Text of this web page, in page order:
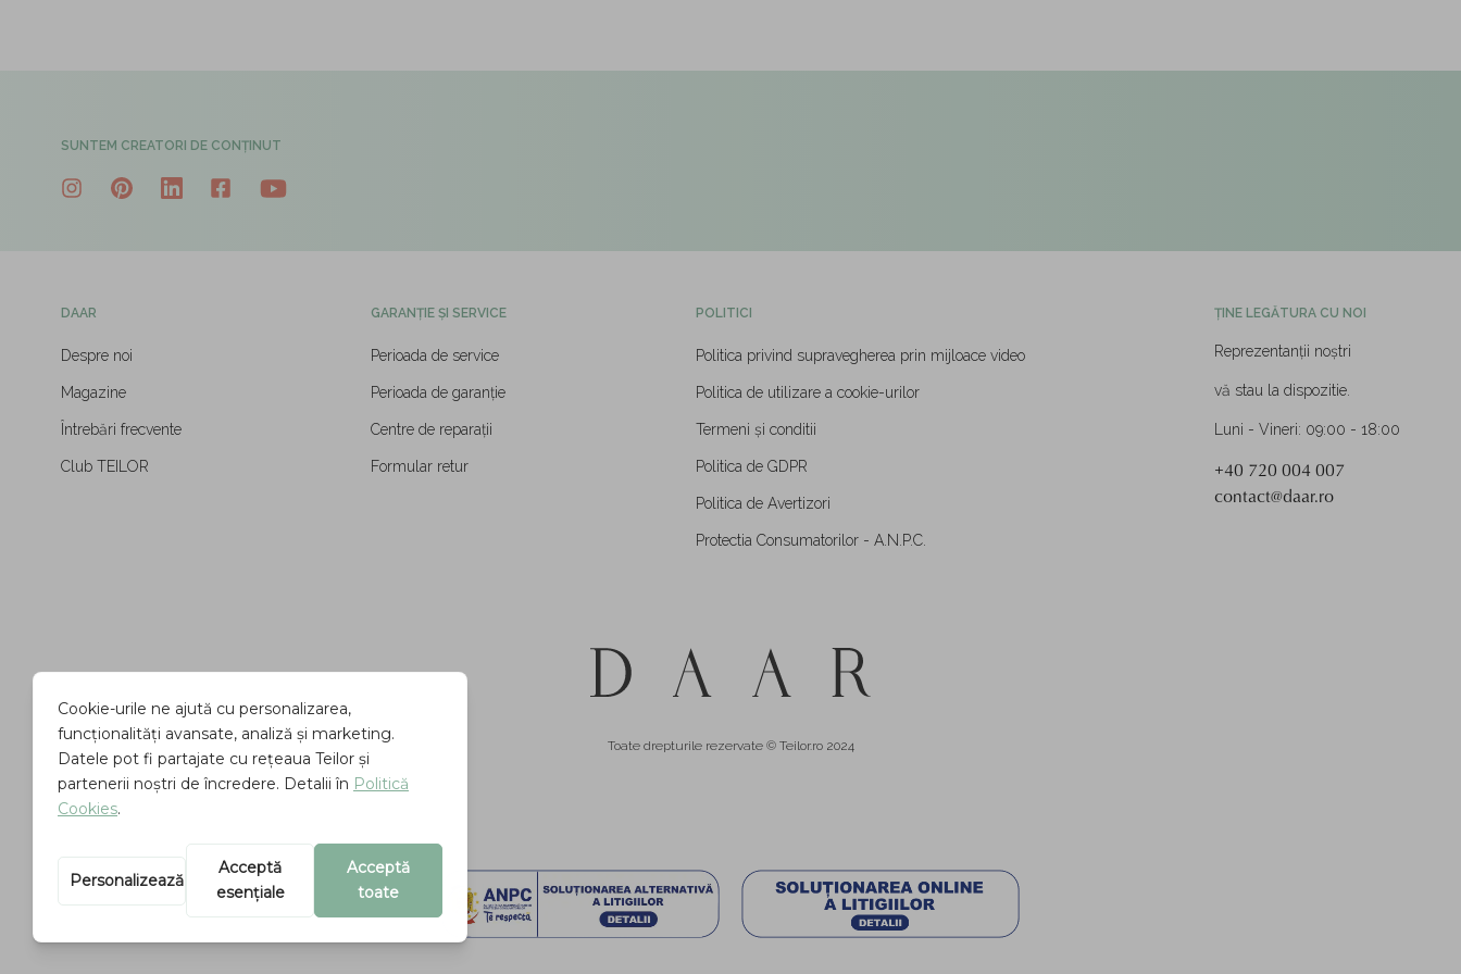
SUNTEM CREATORI DE CONȚINUT
DAAR
Despre noi
Magazine
Întrebări frecvente
Club TEILOR
GARANȚIE ȘI SERVICE
Perioada de service
Perioada de garanție
Centre de reparații
Formular retur
POLITICI
Politica privind supravegherea prin mijloace video
Politica de utilizare a cookie-urilor
Termeni și conditii
Politica de GDPR
Politica de Avertizori
Protectia Consumatorilor - A.N.P.C.
ȚINE LEGĂTURA CU NOI
Reprezentanții noștri
vă stau la dispozitie.
Luni - Vineri: 09:00 - 18:00
+40 720 004 007
contact@daar.ro
Toate drepturile rezervate © Teilor.ro 2024